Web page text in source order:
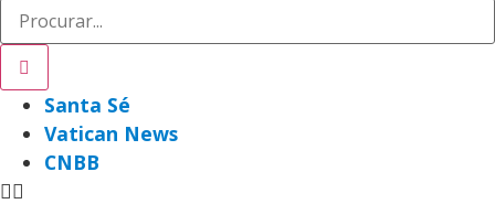
Santa Sé
Vatican News
CNBB